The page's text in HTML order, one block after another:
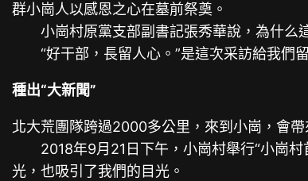
群小崗人以感恩之心在墓前祭奠。
小崗村原黨支部副書記張秀華說，為什么
“好干部，長留人心。”是這次采訪給我們留
種出“大新聞”
北大荒團隊跨過2000多公里，來到小崗，會帶
2018年9月21日下午，小崗村舉行“小崗村
光，也吸引了我們的目光。